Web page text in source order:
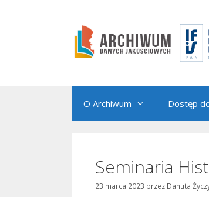
O Archiwum Dostęp
Seminaria
23 marca 2023 przez Danuta